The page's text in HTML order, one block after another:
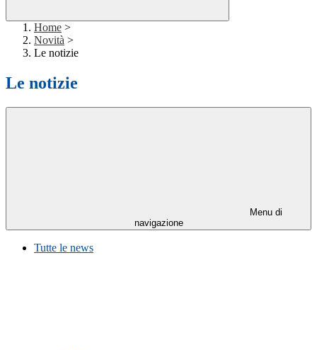
Home >
Novità >
Le notizie
Le notizie
Menu di
navigazione
Tutte le news